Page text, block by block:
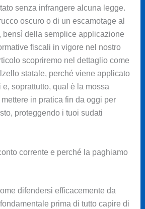
senza infrangere alcuna legge.
oscuro o di un escamotage al
bensì della semplice applicazione
fiscali in vigore nel nostro
scopriremo nel dettaglio come
statale, perché viene applicato
soprattutto, qual è la mossa
in pratica fin da oggi per
proteggendo i tuoi sudati
corrente e perché la paghiamo
difendersi efficacemente da
prima di tutto capire di